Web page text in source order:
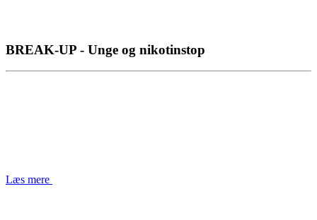
BREAK-UP - Unge og nikotinstop
Læs mere